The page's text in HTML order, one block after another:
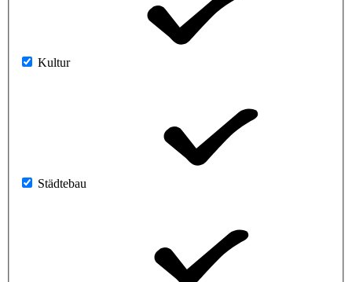
Kultur
Städtebau